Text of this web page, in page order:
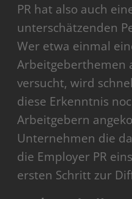
PR hat also auch
unterschätzenden
Wer etwa einmal
Arbeitgeberthemen
versucht, wird
diese Erkenntnis
Arbeitgebern
Unternehmen die
die Employer PR
ersten Schritt zur